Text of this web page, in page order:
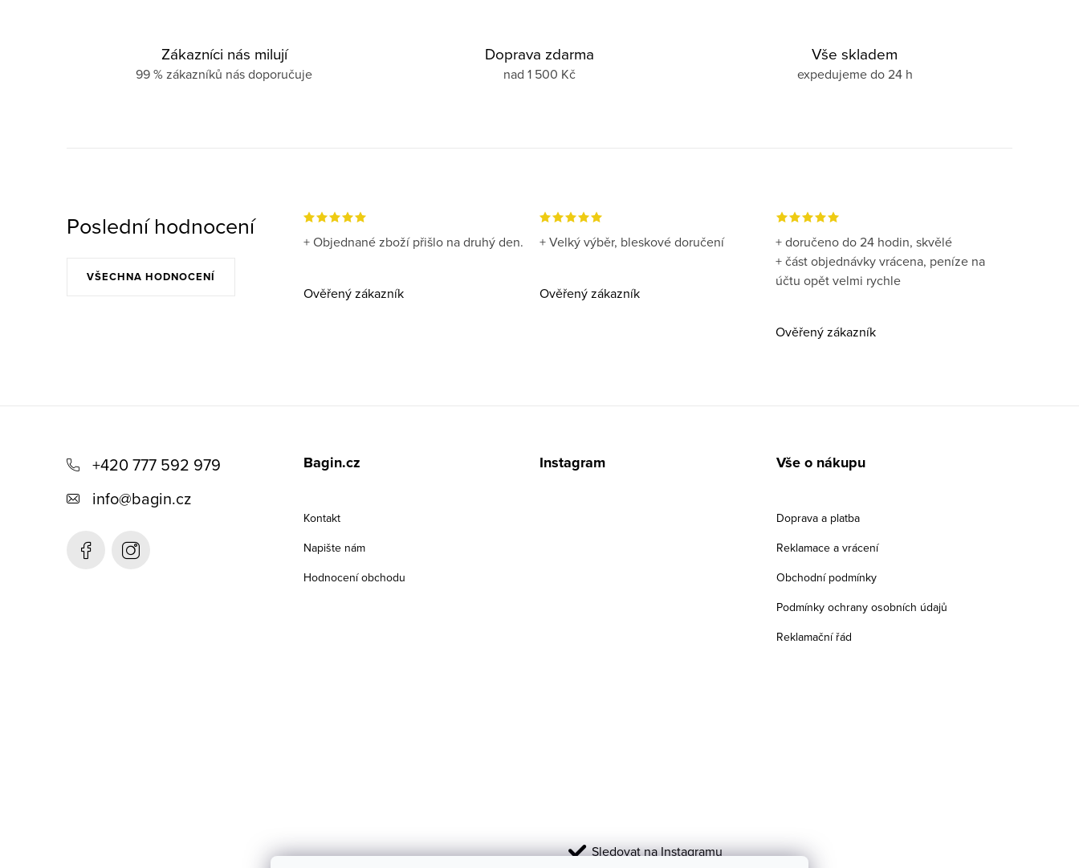
Zákazníci nás milují
99 % zákazníků nás doporučuje
Doprava zdarma
nad 1 500 Kč
Vše skladem
expedujeme do 24 h
Poslední hodnocení
VŠECHNA HODNOCENÍ
+ Objednané zboží přišlo na druhý den.
Ověřený zákazník
+ Velký výběr, bleskové doručení
Ověřený zákazník
+ doručeno do 24 hodin, skvělé
+ část objednávky vrácena, peníze na
účtu opět velmi rychle
Ověřený zákazník
+420 777 592 979
info@bagin.cz
Bagin.cz
Kontakt
Napište nám
Hodnocení obchodu
Instagram
Sledovat na Instagramu
Vše o nákupu
Doprava a platba
Reklamace a vrácení
Obchodní podmínky
Podmínky ochrany osobních údajů
Reklamační řád